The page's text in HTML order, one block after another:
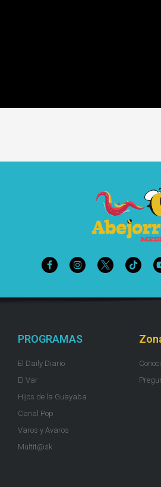
PROGRAMAS
El Daily Diario
El Var
Hijos de la Guayaba
Canal Pop
Varos y Avaros
Multit@sk